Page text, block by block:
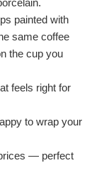
painted with
same coffee
the cup you
feels right for
to wrap your
— perfect